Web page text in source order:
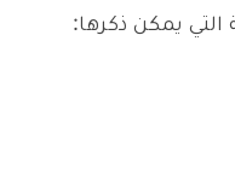
التي يمكن ذكرها: